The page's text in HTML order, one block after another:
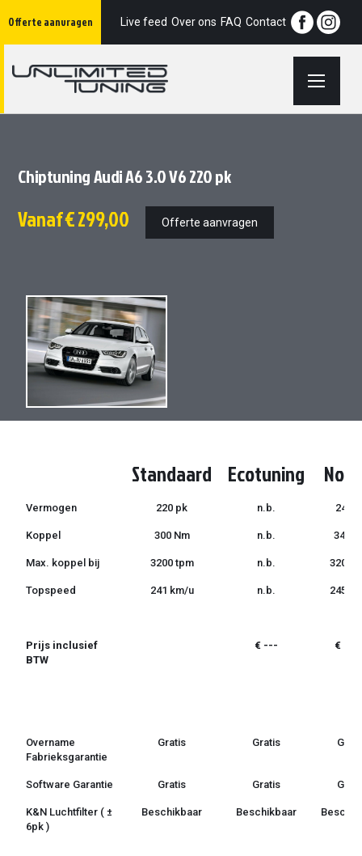
Offerte aanvragen
naarLive feed Over ons FAQ Contact
Chiptuning Audi A6 3.0 V6 220 pk
Vanaf€ 299,00 Offerte aanvragen
Ga
naar
het
einde
van
de
gallerij
Standaard Ecotuning
Vermogen 220 pk n.b. 240
Koppel 300 Nm n.b. 340
Max. koppel bij 3200 tpm n.b. 3200
Topspeed 241 km/u n.b. 245
Prijs inclusief
BTW
€ --- €
Overname
Fabrieksgarantie
Gratis Gratis
Software Garantie Gratis Gratis
K&N Luchtfilter ( ±
6pk )
Beschikbaar Beschikbaar